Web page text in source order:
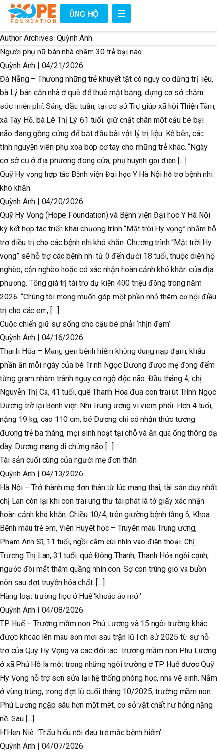
ỦNG HỘ ☰
Author Archives: Quỳnh Anh
Người phụ nữ bán nhà chăm 30 trẻ bại não
Quỳnh Anh | 04/21/2026
Đà Nẵng – Thương những trẻ khuyết tật có nguy cơ dừng trị liệu,
bà Lý bán căn nhà ở quê để thuê mặt bằng, dựng cơ sở chăm
sóc miễn phí. Sáng đầu tuần, tại cơ sở Trợ giúp xã hội Thiện Tâm,
xã Tây Hồ, bà Lê Thị Lý, 61 tuổi, giữ chặt chân một cậu bé bại
não đang gồng cứng để bắt đầu bài vật lý trị liệu. Kế bên, các
tình nguyện viên phụ xoa bóp cơ tay cho những trẻ khác. “Ngày
cơ sở cũ ở địa phương đóng cửa, phụ huynh gọi điện […]
Quỹ Hy vọng hợp tác Bệnh viện Đại học Y Hà Nội hỗ trợ bệnh nhi
khó khăn
Quỳnh Anh | 04/20/2026
Quỹ Hy Vọng (Hope Foundation) và Bệnh viện Đại học Y Hà Nội
ký kết hợp tác triển khai chương trình “Mặt trời Hy vọng” nhằm hỗ
trợ điều trị cho các bệnh nhi khó khăn. Chương trình “Mặt trời Hy
vọng” sẽ hỗ trợ các bệnh nhi từ 0 đến dưới 18 tuổi, thuộc diện hộ
nghèo, cận nghèo hoặc có xác nhận hoàn cảnh khó khăn của địa
phương. Tổng giá trị tài trợ dự kiến 400 triệu đồng trong năm
2026. “Chúng tôi mong muốn góp một phần nhỏ thêm cơ hội điều
trị cho các em, […]
Cuộc chiến giữ sự sống cho cậu bé phải ‘nhịn đạm’
Quỳnh Anh | 04/16/2026
Thanh Hóa – Mang gen bệnh hiếm không dung nạp đạm, khẩu
phần ăn mỗi ngày của bé Trình Ngọc Dương được mẹ đong đếm
từng gram nhằm tránh nguy cơ ngộ độc não. Đầu tháng 4, chị
Nguyễn Thị Ca, 41 tuổi, quê Thanh Hóa đưa con trai út Trình Ngọc
Dương trở lại Bệnh viện Nhi Trung ương vì viêm phổi. Hơn 4 tuổi,
nặng 19 kg, cao 110 cm, bé Dương chỉ có nhận thức tương
đương trẻ ba tháng, mọi sinh hoạt tại chỗ và ăn qua ống thông dạ
dày. Dương mang di chứng não […]
Tài sản cuối cùng của người mẹ đơn thân
Quỳnh Anh | 04/13/2026
Hà Nội – Trở thành mẹ đơn thân từ lúc mang thai, tài sản duy nhất
chị Lan còn lại khi con trai ung thư tái phát là tờ giấy xác nhận
hoàn cảnh khó khăn. Chiều 10/4, trên giường bệnh tầng 6, Khoa
Bệnh máu trẻ em, Viện Huyết học – Truyền máu Trung ương,
Phạm Anh Sĩ, 11 tuổi, ngồi cắm cúi nhìn vào điện thoại. Chị
Trương Thị Lan, 31 tuổi, quê Đông Thành, Thanh Hóa ngồi cạnh,
ngước đôi mắt thâm quầng nhìn con. Sợ con trúng gió và buồn
nôn sau đợt truyền hóa chất, […]
Hàng loạt trường học ở Huế ‘khoác áo mới’
Quỳnh Anh | 04/08/2026
TP Huế – Trường mầm non Phú Lương và 15 ngôi trường khác
được khoác lên màu sơn mới sau trận lũ lịch sử 2025 từ sự hỗ
trợ của Quỹ Hy Vọng và các đối tác. Trường mầm non Phú Lương
ở xã Phú Hồ là một trong những ngôi trường ở TP Huế được Quỹ
Hy Vọng hỗ trợ sơn sửa lại hệ thống phòng học, nhà vệ sinh. Nằm
ở vùng trũng, trong đợt lũ cuối tháng 10/2025, trường mầm non
Phú Lương ngập sâu hơn một mét, cơ sở vật chất hư hỏng nặng
nề. Sau […]
H’Hen Niê: ‘Thấu hiểu nỗi đau trẻ mắc bệnh hiếm’
Quỳnh Anh | 04/07/2026